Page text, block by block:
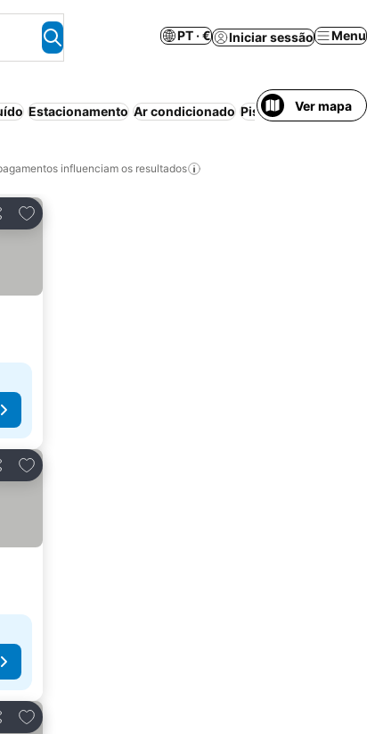
PT · € Iniciar sessão Menu
Estacionamento Ar condicionado Piscina Aparthotel
Ver mapa
influenciam os resultados
Adicionar aos favoritos
Adicionar aos favoritos
Adicionar aos favoritos